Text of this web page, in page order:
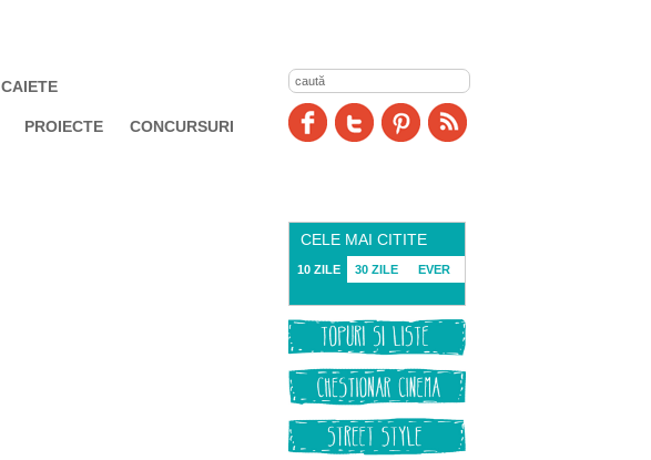
CAIETE
PROIECTE CONCURSURI
CELE MAI CITITE
10 ZILE 30 ZILE EVER